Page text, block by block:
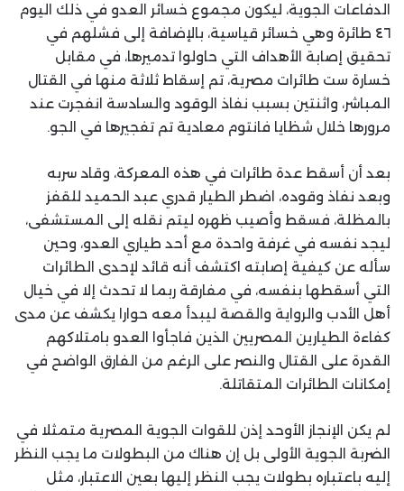
الدفاعات الجوية، ليكون مجموع خسائر العدو في ذلك اليوم
٤٦ طائرة وهي خسائر قياسية، بالإضافة إلى فشلهم في
تحقيق إصابة الأهداف التي حاولوا تدميرها، في مقابل
خسارة ست طائرات مصرية، تم إسقاط ثلاثة منها في القتال
المباشر، واثنتين بسبب نفاذ الوقود والسادسة انفجرت عند
مرورها خلال شظايا فانتوم معادية تم تفجيرها في الجو.
بعد أن أسقط عدة طائرات في هذه المعركة، وقاد سربه
وبعد نفاذ وقوده، اضطر الطيار قدري عبد الحميد للقفز
بالمظلة، فسقط وأصيب ظهره ليتم نقله إلى المستشفى،
ليجد نفسه في غرفة واحدة مع أحد طياري العدو، وحين
سأله عن كيفية إصابته اكتشف أنه قائد لإحدى الطائرات
التي أسقطها بنفسه، في مفارقة ربما لا تحدث إلا في خيال
أهل الأدب والرواية والقصة ليبدأ معه حوارا يكشف عن مدى
كفاءة الطيارين المصريين الذين فاجأوا العدو بامتلاكهم
القدرة على القتال والنصر على الرغم من الفارق الواضح في
إمكانات الطائرات المتقاتلة.
لم يكن الإنجاز الأوحد إذن للقوات الجوية المصرية متمثلا في
الضربة الجوية الأولى بل إن هناك من البطولات ما يجب النظر
إليه باعتباره بطولات يجب النظر إليها بعين الاعتبار، مثل